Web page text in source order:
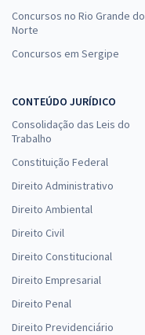
Concursos no Rio Grande do
Norte
Concursos em Sergipe
CONTEÚDO JURÍDICO
Consolidação das Leis do
Trabalho
Constituição Federal
Direito Administrativo
Direito Ambiental
Direito Civil
Direito Constitucional
Direito Empresarial
Direito Penal
Direito Previdenciário